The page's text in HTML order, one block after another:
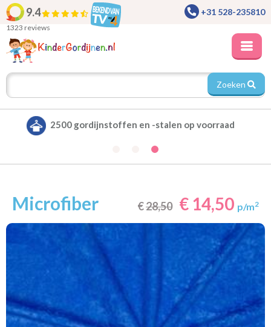
9.4
1323 reviews
+31 528-235810
Zoeken
Alle gordijnen verduisterend leverbaar
Microfiber €28,50 € 14,50 p/m2